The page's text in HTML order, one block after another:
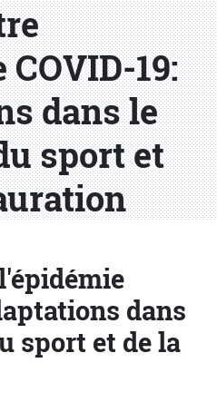
19:
dans le
sport et
dans
sport et de la